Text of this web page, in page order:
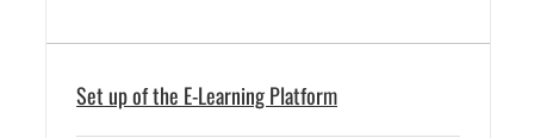
Set up of the E-Learning Platform